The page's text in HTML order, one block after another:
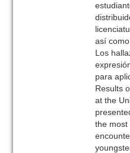
así
Los
para
Results
at the
the most